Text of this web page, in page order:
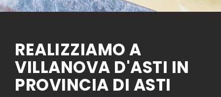
REALIZZIAMO A
VILLANOVA D'ASTI IN
PROVINCIA DI ASTI